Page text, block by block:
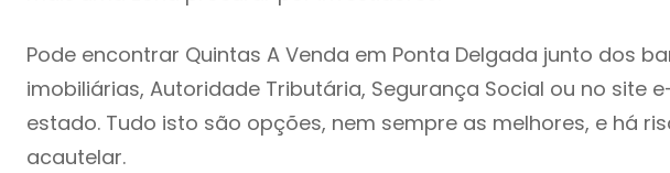
Pode encontrar Quintas A Venda em Ponta Delgada junto dos
imobiliárias, Autoridade Tributária, Segurança Social ou no site
estado. Tudo isto são opções, nem sempre as melhores, e há
acautelar.